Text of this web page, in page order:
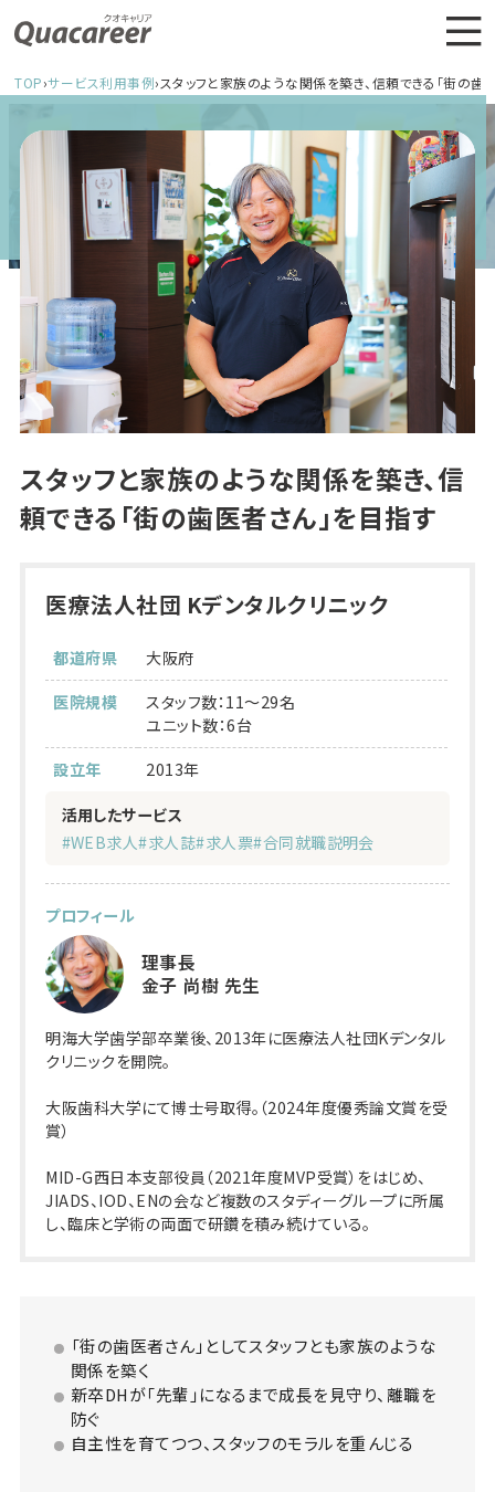
TOP›サービス利用事例›スタッフと家族のような関係を築き、信頼できる「街の歯
スタッフと家族のような関係を築き、信
頼できる「街の歯医者さん」を目指す
医療法人社団 Kデンタルクリニック
都道府県
大阪府
医院規模
スタッフ数：11～29名
ユニット数：6台
設立年
2013年
活用したサービス
#WEB求人#求人誌#求人票#合同就職説明会
プロフィール
理事長
金子 尚樹 先生
明海大学歯学部卒業後、2013年に医療法人社団Kデンタル
クリニックを開院。
大阪歯科大学にて博士号取得。（2024年度優秀論文賞を受
賞）
MID-G西日本支部役員（2021年度MVP受賞）をはじめ、
JIADS、IOD、ENの会など複数のスタディーグループに所属
し、臨床と学術の両面で研鑽を積み続けている。
「街の歯医者さん」としてスタッフとも家族のような
関係を築く
新卒DHが「先輩」になるまで成長を見守り、離職を
防ぐ
自主性を育てつつ、スタッフのモラルを重んじる